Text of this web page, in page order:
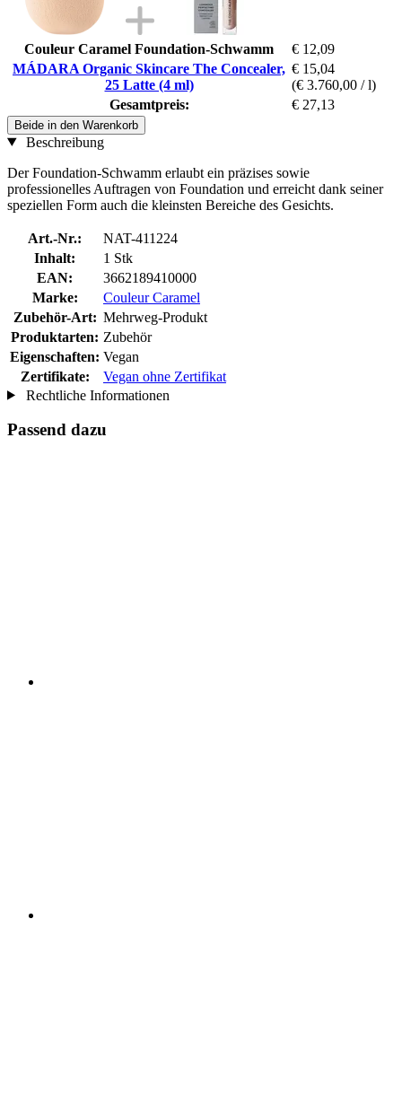
Couleur Caramel Foundation-Schwamm
€ 12,09
MÁDARA Organic Skincare The Concealer,
25 Latte (4 ml)
€ 15,04
(€ 3.760,00 / l)
Gesamtpreis:
€ 27,13
Beide in den Warenkorb
Beschreibung
Der Foundation-Schwamm erlaubt ein präzises sowie
professionelles Auftragen von Foundation und erreicht dank seiner
speziellen Form auch die kleinsten Bereiche des Gesichts.
Art.-Nr.:
NAT-411224
Inhalt:
1 Stk
EAN:
3662189410000
Marke:
Couleur Caramel
Zubehör-Art: Mehrweg-Produkt
Produktarten: Zubehör
Eigenschaften: Vegan
Zertifikate:
Vegan ohne Zertifikat
Rechtliche Informationen
Passend dazu